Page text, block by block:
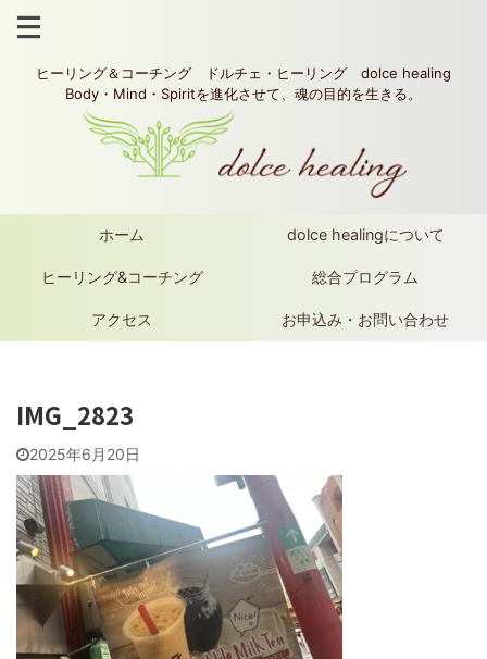
ヒーリング＆コーチング ドルチェ・ヒーリング dolce healing
Body・Mind・Spiritを進化させて、魂の目的を生きる。
ホーム dolce healingについて
ヒーリング&コーチング 総合プログラム
アクセス お申込み・お問い合わせ
IMG_2823
2025年6月20日